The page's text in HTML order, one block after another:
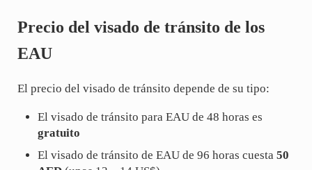
Precio del visado de tránsito de los
EAU
El precio del visado de tránsito depende de su tipo:
El visado de tránsito para EAU de 48 horas es
gratuito
El visado de tránsito de EAU de 96 horas cuesta50